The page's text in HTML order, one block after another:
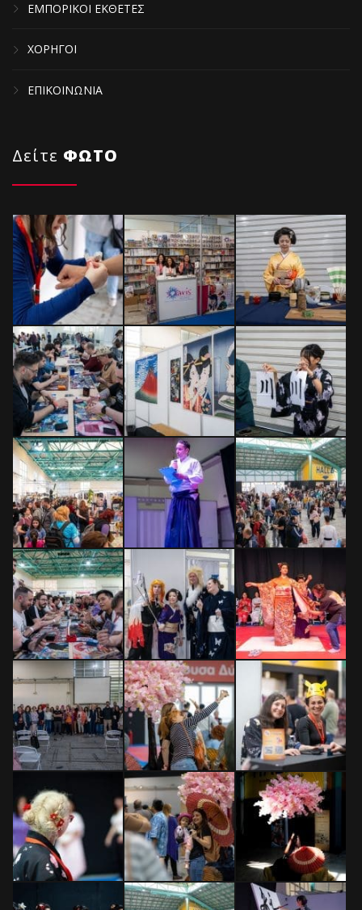
ΕΜΠΟΡΙΚΟΙ ΕΚΘΕΤΕΣ
ΧΟΡΗΓΟΙ
ΕΠΙΚΟΙΝΩΝΙΑ
Δείτε ΦΩΤΟ